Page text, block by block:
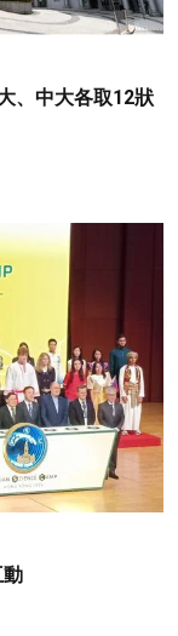
、中大各取12狀